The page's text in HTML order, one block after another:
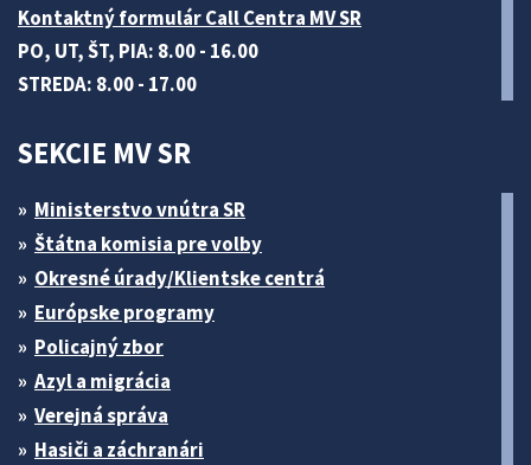
Kontaktný formulár Call Centra MV SR
PO, UT, ŠT, PIA: 8.00 - 16.00
STREDA: 8.00 - 17.00
SEKCIE MV SR
Ministerstvo vnútra SR
Štátna komisia pre volby
Okresné úrady/Klientske centrá
Európske programy
Policajný zbor
Azyl a migrácia
Verejná správa
Hasiči a záchranári